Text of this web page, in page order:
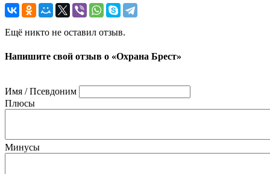
Ещё никто не оставил отзыв.
Напишите свой отзыв о «Охрана Брест»
Имя / Псевдоним
Плюсы
Минусы